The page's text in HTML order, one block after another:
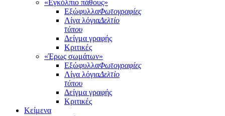
«Εγκόλπιο πάθους»
ΕξώφυλλαΦωτογραφίες
Λίγα λόγιαΔελτίο
τύπου
Δείγμα γραφής
Κριτικές
«Έρως σωμάτων»
ΕξώφυλλαΦωτογραφίες
Λίγα λόγιαΔελτίο
τύπου
Δείγμα γραφής
Κριτικές
Κείμενα